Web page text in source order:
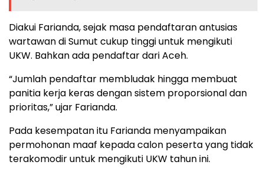
Diakui Farianda, sejak masa pendaftaran antusias
wartawan di Sumut cukup tinggi untuk mengikuti
UKW. Bahkan ada pendaftar dari Aceh.
“Jumlah pendaftar membludak hingga membuat
panitia kerja keras dengan sistem proporsional dan
prioritas,” ujar Farianda.
Pada kesempatan itu Farianda menyampaikan
permohonan maaf kepada calon peserta yang tidak
terakomodir untuk mengikuti UKW tahun ini.